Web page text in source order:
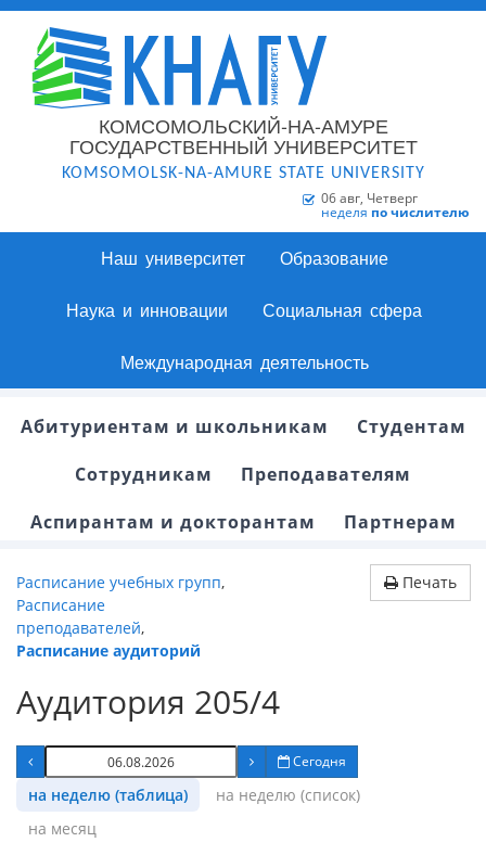
КОМСОМОЛЬСКИЙ-НА-АМУРЕ
ГОСУДАРСТВЕННЫЙ УНИВЕРСИТЕТ
KOMSOMOLSK-NA-AMURE STATE UNIVERSITY
06 авг, Четверг
неделя по числителю
Наш университет Образование
Наука и инновации Социальная сфера
Международная деятельность
Абитуриентам и школьникам
Студентам
Сотрудникам
Преподавателям
Аспирантам и докторантам
Партнерам
Расписание учебных групп,
Расписание
преподавателей,
Расписание аудиторий
Печать
Аудитория 205/4
Сегодня
на неделю (таблица)
на неделю (список)
на месяц